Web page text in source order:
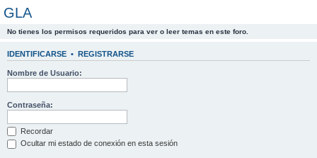
GLA
No tienes los permisos requeridos para ver o leer temas en este foro.
IDENTIFICARSE • REGISTRARSE
Nombre de Usuario:
Contraseña:
Recordar
Ocultar mi estado de conexión en esta sesión